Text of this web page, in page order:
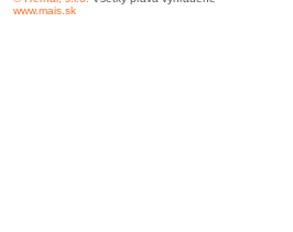
www.mais.sk